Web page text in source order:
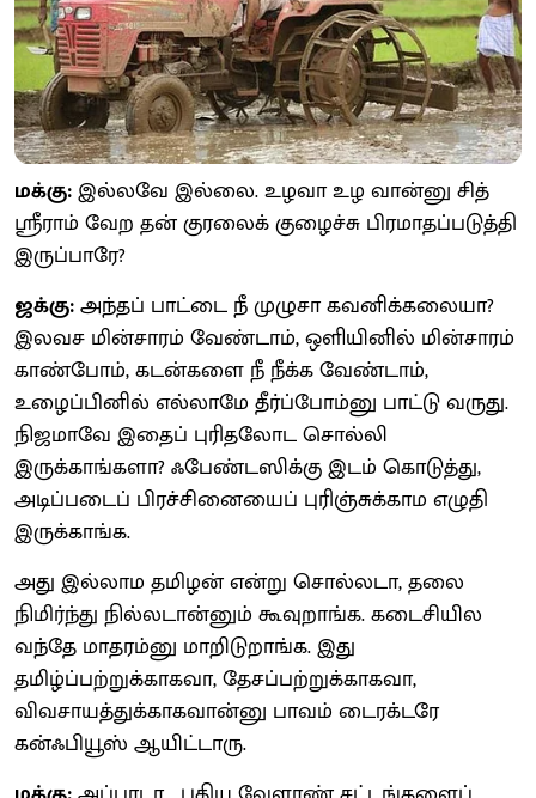
மக்கு:இல்லவே இல்லை. உழவா உழ வான்னு சித்
ஸ்ரீராம் வேற தன் குரலைக் குழைச்சு பிரமாதப்படுத்தி
இருப்பாரே?
ஜக்கு:அந்தப் பாட்டை நீ முழுசா கவனிக்கலையா?
இலவச மின்சாரம் வேண்டாம், ஒளியினில் மின்சாரம்
காண்போம், கடன்களை நீ நீக்க வேண்டாம்,
உழைப்பினில் எல்லாமே தீர்ப்போம்னு பாட்டு வருது.
நிஜமாவே இதைப் புரிதலோட சொல்லி
இருக்காங்களா? ஃபேண்டஸிக்கு இடம் கொடுத்து,
அடிப்படைப் பிரச்சினையைப் புரிஞ்சுக்காம எழுதி
இருக்காங்க.
அது இல்லாம தமிழன் என்று சொல்லடா, தலை
நிமிர்ந்து நில்லடான்னும் கூவுறாங்க. கடைசியில
வந்தே மாதரம்னு மாறிடுறாங்க. இது
தமிழ்ப்பற்றுக்காகவா, தேசப்பற்றுக்காகவா,
விவசாயத்துக்காகவான்னு பாவம் டைரக்டரே
கன்ஃபியூஸ் ஆயிட்டாரு.